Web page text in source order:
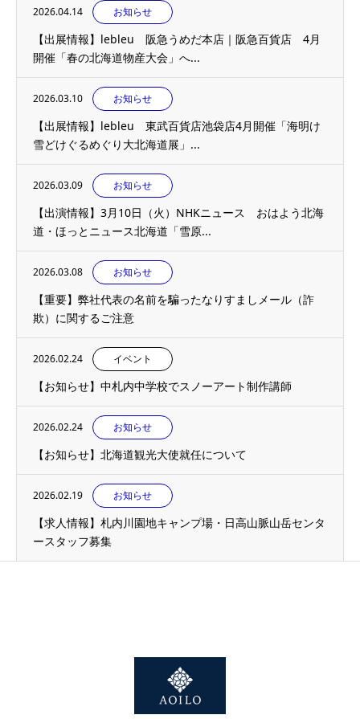
2026.04.14 お知らせ
【出展情報】lebleu 阪急うめだ本店｜阪急百貨店 4月
開催「春の北海道物産大会」へ...
2026.03.10 お知らせ
【出展情報】lebleu 東武百貨店池袋店4月開催「海明け
雪どけぐるめぐり大北海道展」...
2026.03.09 お知らせ
【出演情報】3月10日（火）NHKニュース おはよう北海
道・ほっとニュース北海道「雪原...
2026.03.08 お知らせ
【重要】弊社代表の名前を騙ったなりすましメール（詐
欺）に関するご注意
2026.02.24 イベント
【お知らせ】中札内中学校でスノーアート制作講師
2026.02.24 お知らせ
【お知らせ】北海道観光大使就任について
2026.02.19 お知らせ
【求人情報】札内川園地キャンプ場・日高山脈山岳センタ
ースタッフ募集